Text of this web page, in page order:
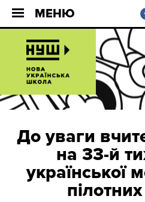
МЕНЮ
До уваги
на 33-й
української